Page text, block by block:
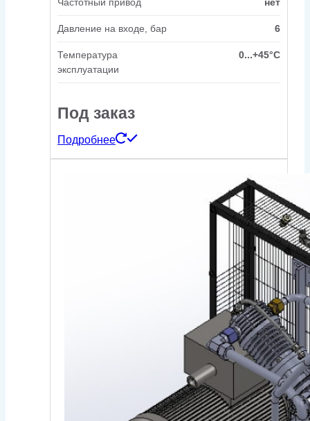
Давление на входе, бар 6
Температура
эксплуатации
0...+45°C
Под заказ
Подробнее